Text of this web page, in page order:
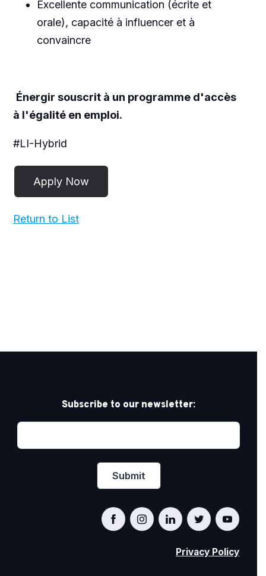
Excellente communication (écrite et
orale), capacité à influencer et à
convaincre
Énergir souscrit à un programme d'accès
à l'égalité en emploi.
#LI-Hybrid
Return to List
Subscribe to our newsletter:
Privacy Policy